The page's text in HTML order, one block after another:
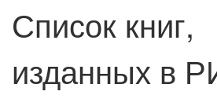
Список книг,
изданных в